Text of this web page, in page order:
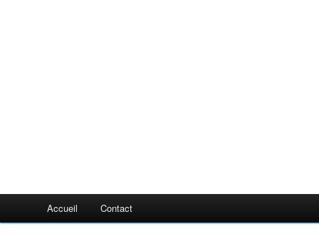
Accueil Contact